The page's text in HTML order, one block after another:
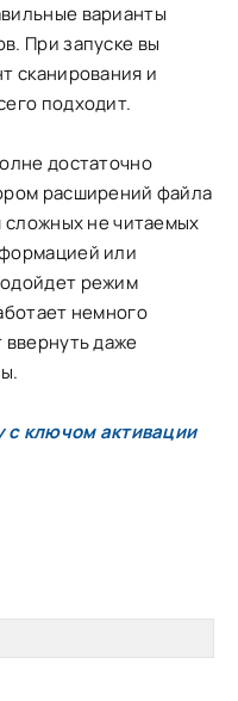
варианты
При запуске вы
сканирования и
подходит.
достаточно
расширений файла
сложных не читаемых
или
режим
немного
даже
с ключом активации